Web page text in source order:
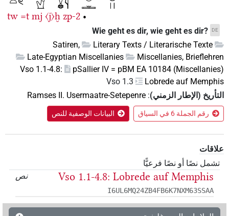
tw =t mj 〈j〉ḫ zp-2 •
DE
Wie geht es dir, wie geht es dir?
Literary Texts / Literarische Texte
Satiren,
Miscellanies, Brieflehren
Late-Egyptian Miscellanies
pSallier IV = pBM EA 10184 (Miscellanies)
Vso 1.1-4.8:
Lobrede auf Memphis
Vso 1.3
التأريخ (الإطار الزمني):
Ramses II. Usermaatre-Setepenre
رقم الجملة 6 في السياق البيانات الوصفية للنص
علاقات
تشمل نصًا أو نصًا فرعيًّا
نص
Vso 1.1-4.8: Lobrede auf Memphis
I6UL6MQ24ZB4FB6K7NXM63SSAA